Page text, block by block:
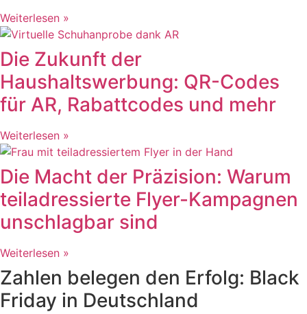
Weiterlesen »
Die Zukunft der
Haushaltswerbung: QR-Codes
für AR, Rabattcodes und mehr
Weiterlesen »
Die Macht der Präzision: Warum
teiladressierte Flyer-Kampagnen
unschlagbar sind
Weiterlesen »
Zahlen belegen den Erfolg: Black
Friday in Deutschland